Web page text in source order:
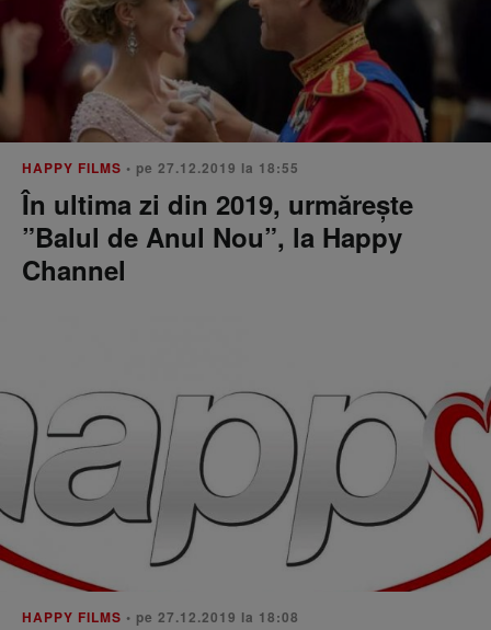
HAPPY FILMS • pe 27.12.2019 la 18:55
În ultima zi din 2019, urmărește
”Balul de Anul Nou”, la Happy
Channel
HAPPY FILMS • pe 27.12.2019 la 18:08